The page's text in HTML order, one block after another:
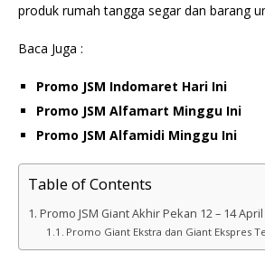
produk rumah tangga segar dan barang
Baca Juga :
Promo JSM Indomaret Hari Ini
Promo JSM Alfamart Minggu Ini
Promo JSM Alfamidi Minggu Ini
Table of Contents
Promo JSM Giant Akhir Pekan 12 – 14
Promo Giant Ekstra dan Giant Ekspres